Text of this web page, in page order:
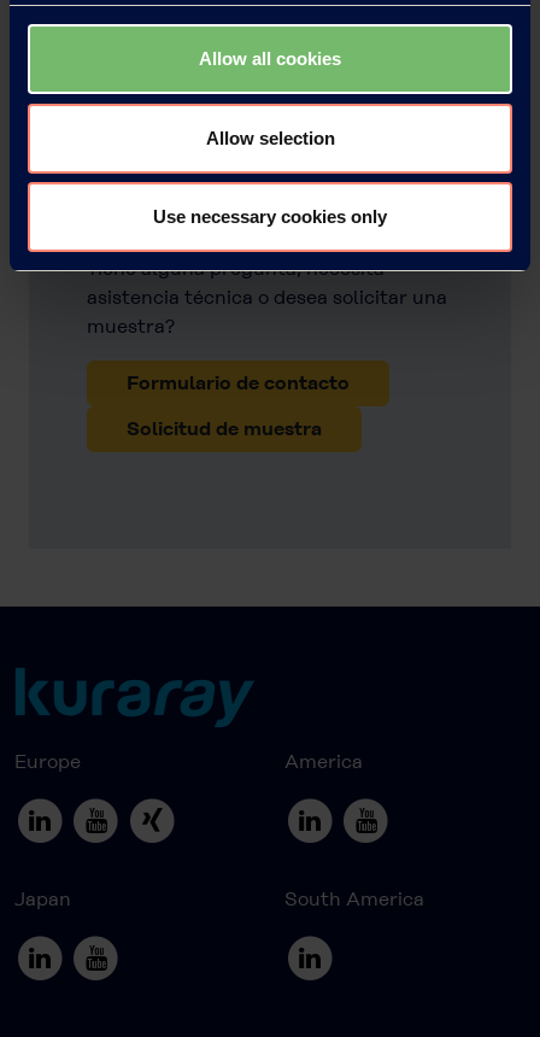
Allow all cookies
Allow selection
Use necessary cookies only
POVAL™
Tiene alguna pregunta, necesita
asistencia técnica o desea solicitar una
muestra?
Formulario de contacto
Solicitud de muestra
Europe America
Japan South America